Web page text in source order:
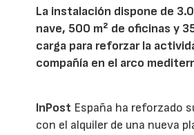
La instalación dispone de
nave, 500 m² de oficinas y
carga para reforzar la
compañía en el arco
InPost España ha reforzado
con el alquiler de una nueva